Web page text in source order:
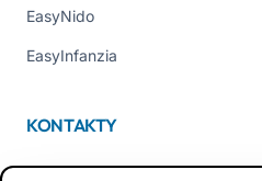
EasyNido
EasyInfanzia
KONTAKTY
Kim jesteśmy